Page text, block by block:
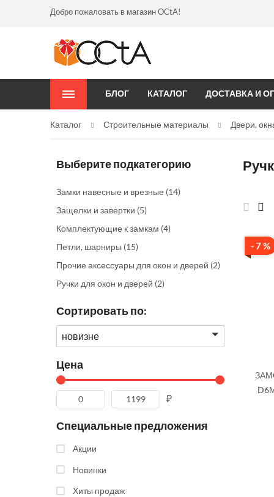
Добро пожаловать в магазин OCtA!
БЛОГ КАТАЛОГ ДОСТАВКА И
Каталог Строительные материалы Двери,
Выберите подкатегорию
Замки навесные и врезные (14)
Защелки и завертки (5)
Комплектующие к замкам (4)
Петли, шарниры (15)
Прочие аксессуары для окон и дверей (2)
Ручки для окон и дверей (2)
Сортировать по:
новизне
Цена
₽
Специальные предложения
Акции
Новинки
Хиты продаж
- 7 %